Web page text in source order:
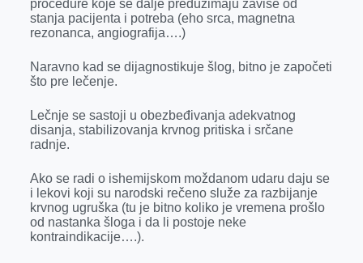
procedure koje se dalje preduzimaju zavise od
stanja pacijenta i potreba (eho srca, magnetna
rezonanca, angiografija….)
Naravno kad se dijagnostikuje šlog, bitno je započeti
što pre lečenje.
Lečnje se sastoji u obezbeđivanja adekvatnog
disanja, stabilizovanja krvnog pritiska i srčane
radnje.
Ako se radi o ishemijskom moždanom udaru daju se
i lekovi koji su narodski rečeno služe za razbijanje
krvnog ugruška (tu je bitno koliko je vremena prošlo
od nastanka šloga i da li postoje neke
kontraindikacije….).